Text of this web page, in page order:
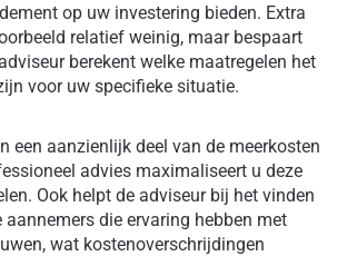
op uw investering bieden. Extra
relatief weinig, maar bespaart
berekent welke maatregelen het
voor uw specifieke situatie.
een aanzienlijk deel van de meerkosten
advies maximaliseert u deze
Ook helpt de adviseur bij het vinden
die ervaring hebben met
wat kostenoverschrijdingen